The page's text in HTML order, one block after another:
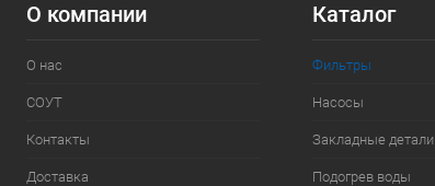
О компании
О нас
СОУТ
Контакты
Доставка
Каталог
Фильтры
Насосы
Закладные детали
Подогрев воды